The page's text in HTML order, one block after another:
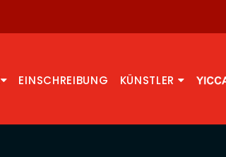
EINSCHREIBUNG KÜNSTLER